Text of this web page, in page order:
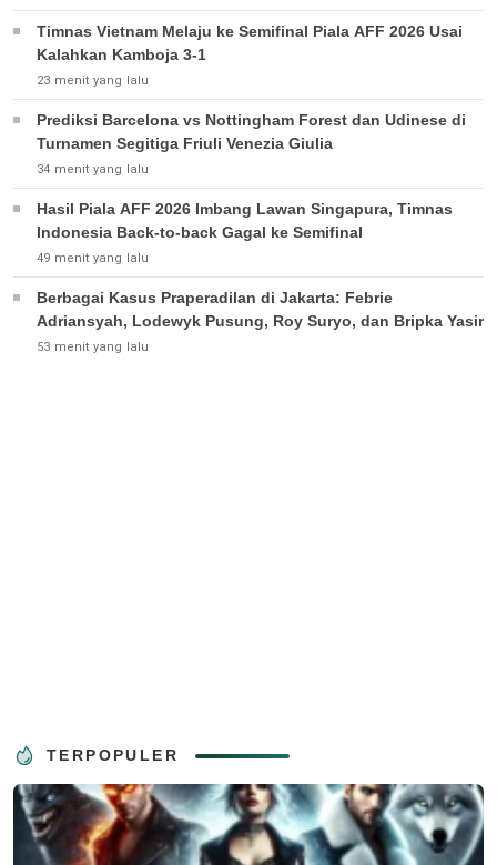
Timnas Vietnam Melaju ke Semifinal Piala AFF 2026 Usai
Kalahkan Kamboja 3-1
23 menit yang lalu
Prediksi Barcelona vs Nottingham Forest dan Udinese di
Turnamen Segitiga Friuli Venezia Giulia
34 menit yang lalu
Hasil Piala AFF 2026 Imbang Lawan Singapura, Timnas
Indonesia Back-to-back Gagal ke Semifinal
49 menit yang lalu
Berbagai Kasus Praperadilan di Jakarta: Febrie
Adriansyah, Lodewyk Pusung, Roy Suryo, dan Bripka Yasir
53 menit yang lalu
TERPOPULER